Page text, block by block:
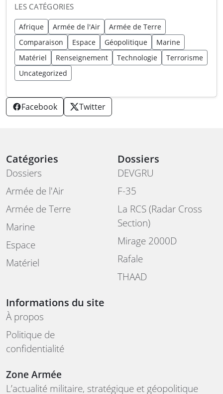
LES CATÉGORIES
Afrique Armée de l'Air
Armée de Terre
Comparaison
Espace Géopolitique
Marine
Matériel
Renseignement Technologie
Terrorisme
Uncategorized
Facebook Twitter
Catégories
Dossiers
Armée de l'Air
Armée de Terre
Marine
Espace
Matériel
Dossiers
DEVGRU
F-35
La RCS (Radar Cross
Section)
Mirage 2000D
Rafale
THAAD
Informations du site
À propos
Politique de
confidentialité
Zone Armée
L’actualité militaire, stratégique et géopolitique